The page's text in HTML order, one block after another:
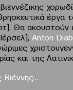
έργα
Θα ακουστούν
Anton
και της